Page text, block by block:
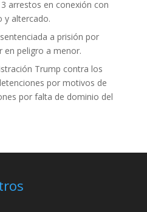
arrestos en conexión con
y altercado.
a prisión por
en peligro a menor.
Trump contra los
por motivos de
por falta de dominio del